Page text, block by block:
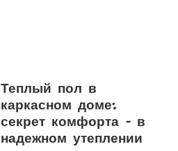
Теплый пол в
каркасном доме:
секрет комфорта – в
надежном утеплении